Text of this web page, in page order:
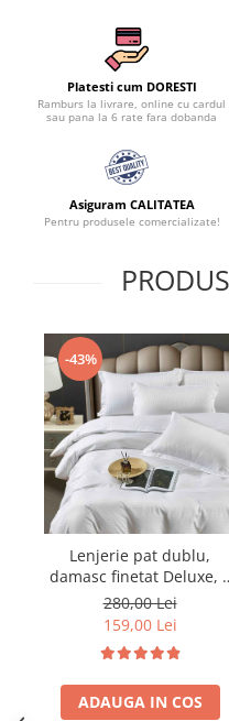
Platesti cum DORESTI
Ramburs la livrare, online cu cardul
sau pana la 6 rate fara dobanda
Asiguram CALITATEA
Pentru produsele comercializate!
-43%
Lenjerie pat dublu,
damasc finetat Deluxe, 6
piese, cearceaf pat cu
elastic, Alb
280,00 Lei
159,00 Lei
ADAUGA IN COS